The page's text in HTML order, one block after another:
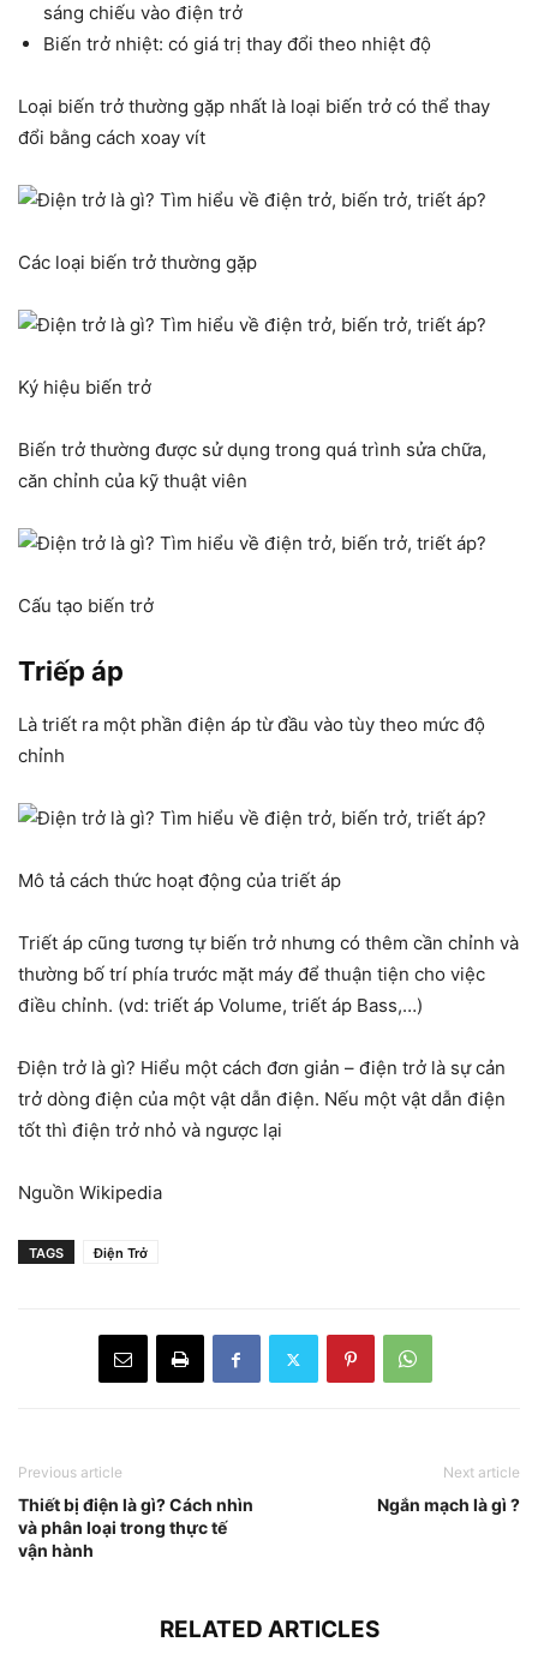
sáng chiếu vào điện trở
Biến trở nhiệt: có giá trị thay đổi theo nhiệt độ
Loại biến trở thường gặp nhất là loại biến trở có thể thay
đổi bằng cách xoay vít
Các loại biến trở thường gặp
Ký hiệu biến trở
Biến trở thường được sử dụng trong quá trình sửa chữa,
căn chỉnh của kỹ thuật viên
Cấu tạo biến trở
Triếp áp
Là triết ra một phần điện áp từ đầu vào tùy theo mức độ
chỉnh
Mô tả cách thức hoạt động của triết áp
Triết áp cũng tương tự biến trở nhưng có thêm cần chỉnh và
thường bố trí phía trước mặt máy để thuận tiện cho việc
điều chỉnh. (vd: triết áp Volume, triết áp Bass,…)
Điện trở là gì? Hiểu một cách đơn giản – điện trở là sự cản
trở dòng điện của một vật dẫn điện. Nếu một vật dẫn điện
tốt thì điện trở nhỏ và ngược lại
Nguồn Wikipedia
TAGS Điện Trở
Previous article
Thiết bị điện là gì? Cách nhìn
và phân loại trong thực tế
vận hành
Next article
Ngắn mạch là gì ?
RELATED ARTICLES